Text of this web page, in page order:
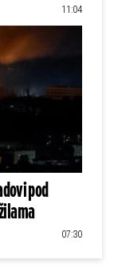
11:04
pod
07:30